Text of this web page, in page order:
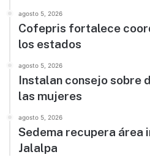
agosto 5, 2026
Cofepris fortalece
los estados
agosto 5, 2026
Instalan consejo sobre
las mujeres
agosto 5, 2026
Sedema recupera área
Jalalpa